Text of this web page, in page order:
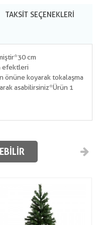
TAKSIT SEÇENEKLERI
cm
efektleri
önüne koyarak tokalaşma
asabilirsiniz*Ürün 1